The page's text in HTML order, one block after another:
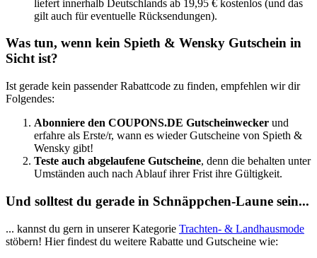
liefert innerhalb Deutschlands ab 19,95 € kostenlos (und das
gilt auch für eventuelle Rücksendungen).
Was tun, wenn kein Spieth & Wensky Gutschein in
Sicht ist?
Ist gerade kein passender Rabattcode zu finden, empfehlen wir dir
Folgendes:
Abonniere den COUPONS.DE Gutscheinwecker und
erfahre als Erste/r, wann es wieder Gutscheine von Spieth &
Wensky gibt!
Teste auch abgelaufene Gutscheine, denn die behalten unter
Umständen auch nach Ablauf ihrer Frist ihre Gültigkeit.
Und solltest du gerade in Schnäppchen-Laune sein...
... kannst du gern in unserer Kategorie Trachten- & Landhausmode
stöbern! Hier findest du weitere Rabatte und Gutscheine wie: